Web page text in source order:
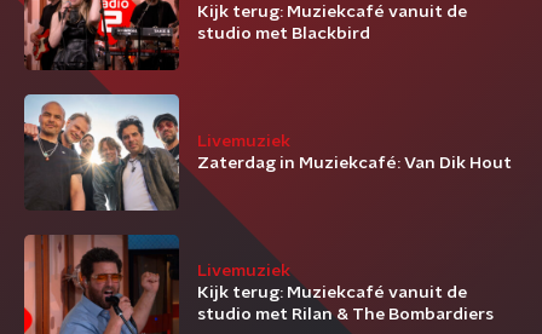
Kijk terug: Muziekcafé vanuit de
studio met Blackbird
Livemuziek
Zaterdag in Muziekcafé: Van Dik Hout
Livemuziek
Kijk terug: Muziekcafé vanuit de
studio met Rilan & The Bombardiers